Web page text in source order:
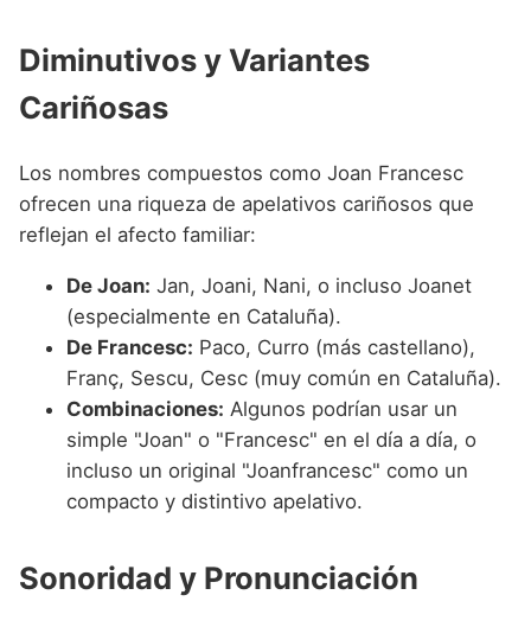
Diminutivos y Variantes
Cariñosas
Los nombres compuestos como Joan Francesc
ofrecen una riqueza de apelativos cariñosos que
reflejan el afecto familiar:
De Joan: Jan, Joani, Nani, o incluso Joanet
(especialmente en Cataluña).
De Francesc: Paco, Curro (más castellano),
Franç, Sescu, Cesc (muy común en Cataluña).
Combinaciones: Algunos podrían usar un
simple "Joan" o "Francesc" en el día a día, o
incluso un original "Joanfrancesc" como un
compacto y distintivo apelativo.
Sonoridad y Pronunciación